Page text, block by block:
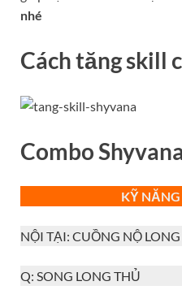
nhé
Cách tăng skill
ComboShyvana
KỸ
NỘI TẠI: CUỒNG NỘ
Q: SONG LONG THỦ